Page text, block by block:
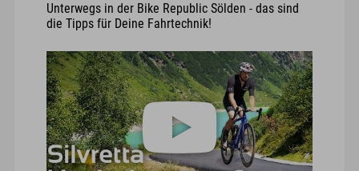
Unterwegs in der Bike Republic Sölden - das sind
die Tipps für Deine Fahrtechnik!